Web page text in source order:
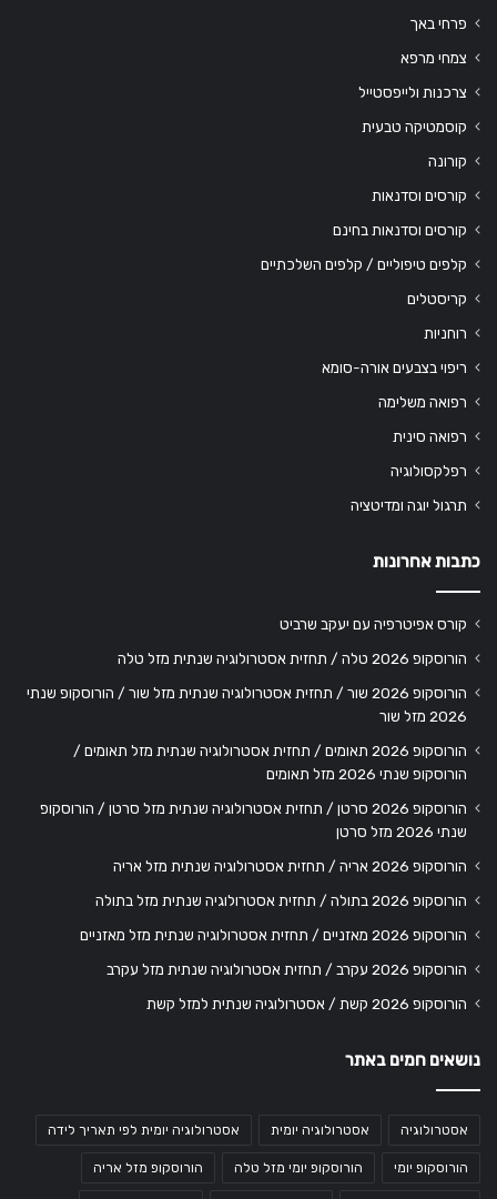
פרחי באך
צמחי מרפא
צרכנות ולייפסטייל
קוסמטיקה טבעית
קורונה
קורסים וסדנאות
קורסים וסדנאות בחינם
קלפים טיפוליים / קלפים השלכתיים
קריסטלים
רוחניות
ריפוי בצבעים אורה-סומא
רפואה משלימה
רפואה סינית
רפלקסולוגיה
תרגול יוגה ומדיטציה
כתבות אחרונות
קורס אפיטרפיה עם יעקב שרביט
הורוסקופ 2026 טלה / תחזית אסטרולוגיה שנתית מזל טלה
הורוסקופ 2026 שור / תחזית אסטרולוגיה שנתית מזל שור / הורוסקופ שנתי
2026 מזל שור
הורוסקופ 2026 תאומים / תחזית אסטרולוגיה שנתית מזל תאומים /
הורוסקופ שנתי 2026 מזל תאומים
הורוסקופ 2026 סרטן / תחזית אסטרולוגיה שנתית מזל סרטן / הורוסקופ
שנתי 2026 מזל סרטן
הורוסקופ 2026 אריה / תחזית אסטרולוגיה שנתית מזל אריה
הורוסקופ 2026 בתולה / תחזית אסטרולוגיה שנתית מזל בתולה
הורוסקופ 2026 מאזניים / תחזית אסטרולוגיה שנתית מזל מאזניים
הורוסקופ 2026 עקרב / תחזית אסטרולוגיה שנתית מזל עקרב
הורוסקופ 2026 קשת / אסטרולוגיה שנתית למזל קשת
נושאים חמים באתר
אסטרולוגיה אסטרולוגיה יומית אסטרולוגיה יומית לפי תאריך לידה
הורוסקופ יומי הורוסקופ יומי מזל טלה הורוסקופ מזל אריה